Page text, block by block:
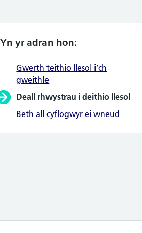
Yn yr adran hon:
Gwerth teithio llesol i’ch
gweithle
Deall rhwystrau i deithio llesol
Beth all cyflogwyr ei wneud